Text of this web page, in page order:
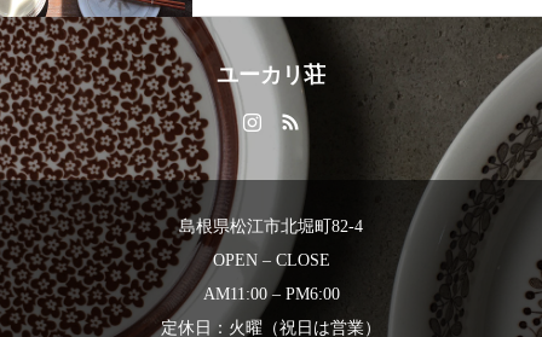
風合いをお楽しみいただけま
す！！・スタッフも今年はクリー
ニング代が大幅にダウンして喜ん
でいます◎・本日は18時まで明日
も11時よりオープンいたします・#
ユーカリ荘#yukarisou#松江#島根 #
ライフスタイルショップ#セレクト
ショップ#sonett#洗剤#おしゃれ着
用液体洗剤#柔軟仕上げ剤#ギフト#
プレゼント#島根旅#旅行#島根旅行
#島根旅#島根旅行#旅
ェックくまさいね本日も18時まで
営業中！皆様のご来店をお待ちし
ております・#ユーカリ荘#yukariso
u#島根#松江#北堀#セレクトショッ
プ#ライフスタイルショップ#天然
木#古木#キッチン用品#プレート#
カッティングボード#島根旅#島根
旅行#旅#旅行
です。テーマは【料理を美味しく
する器】だそうです。・手触りや
ずっしりとした重みにとても温か
みを感じる器です♪パンを１つのせ
ても映える器…・集めたくなりま
す♡・・日本製・#ユーカリ荘#セ
レクトショップ #ライフスタイル
ショップ#雑貨#器#食器#島根#松江
#おうちカフェ#器#うつわ#うつわ
あそび #器集め#小石原ポタリー
ユーカリ荘
島根県松江市北堀町82-4
OPEN – CLOSE
AM11:00 – PM6:00
定休日：火曜（祝日は営業）